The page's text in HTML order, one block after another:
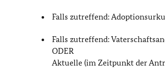
Falls zutreffend:
Falls zutreffend:
ODER
Aktuelle (im Zeitpunkt der